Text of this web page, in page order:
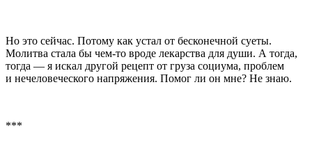
Но это сейчас. Потому как устал от бесконечной суеты.
Молитва стала бы чем-то вроде лекарства для души. А тогда,
тогда — я искал другой рецепт от груза социума, проблем
и нечеловеческого напряжения. Помог ли он мне? Не знаю.
***